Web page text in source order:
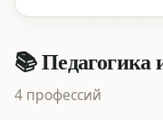
📚 Педагогика
4 профессий